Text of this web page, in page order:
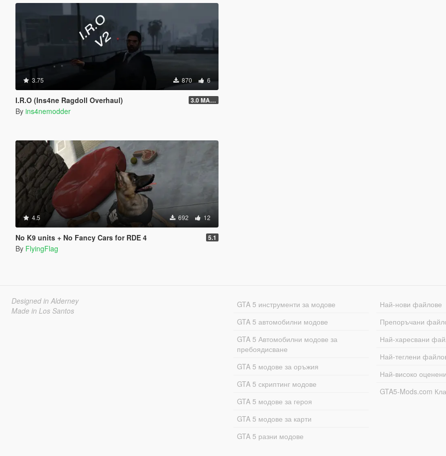
3.75 870 6
I.R.O (Ins4ne Ragdoll Overhaul) 3.0 MASSIVE OVERHAUL
By ins4nemodder
4.5 692 12
No K9 units + No Fancy Cars for RDE 4 5.1
By FlyingFlag
Designed in Alderney
Made in Los Santos
GTA 5 инструменти за модове
GTA 5 автомобилни модове
GTA 5 Автомобилни модове за
пребоядисване
GTA 5 модове за оръжия
GTA 5 скриптинг модове
GTA 5 модове за героя
GTA 5 модове за карти
GTA 5 разни модове
Най-нови файлове
Препоръчани
Най-харесвани
Най-теглени
Най-високо
GTA5-Mods.com